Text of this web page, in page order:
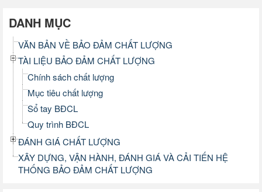
DANH MỤC
VĂN BẢN VỀ BẢO ĐẢM CHẤT LƯỢNG
TÀI LIỆU BẢO ĐẢM CHẤT LƯỢNG
Chính sách chất lượng
Mục tiêu chất lượng
Sổ tay BĐCL
Quy trình BĐCL
ĐÁNH GIÁ CHẤT LƯỢNG
XÂY DỰNG, VẬN HÀNH, ĐÁNH GIÁ VÀ CẢI TIẾN HỆ
THỐNG BẢO ĐẢM CHẤT LƯỢNG